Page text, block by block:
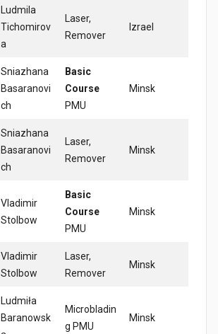
Ludmila
Tichomirov
a
Laser,
Remover
Izrael
Sniazhana
Basaranovi
ch
Basic
Course
PMU
Minsk
Sniazhana
Basaranovi
ch
Laser,
Remover
Minsk
Vladimir
Stolbow
Basic
Course
PMU
Minsk
Vladimir
Stolbow
Laser,
Remover
Minsk
Ludmiła
Baranowsk
Microbladin
g PMU
Minsk